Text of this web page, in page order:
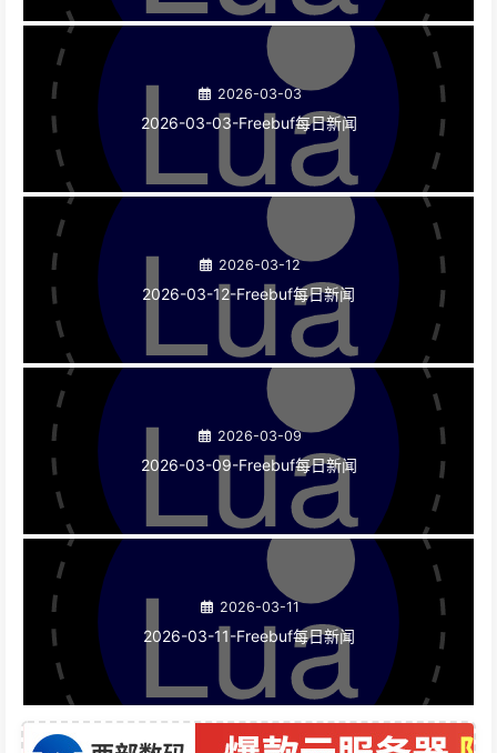
2026-03-03
2026-03-03-Freebuf每日新闻
2026-03-12
2026-03-12-Freebuf每日新闻
2026-03-09
2026-03-09-Freebuf每日新闻
2026-03-11
2026-03-11-Freebuf每日新闻